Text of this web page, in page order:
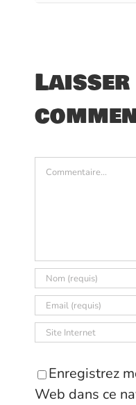
Laisser
Commentaire
Enregistrez
Web dans ce